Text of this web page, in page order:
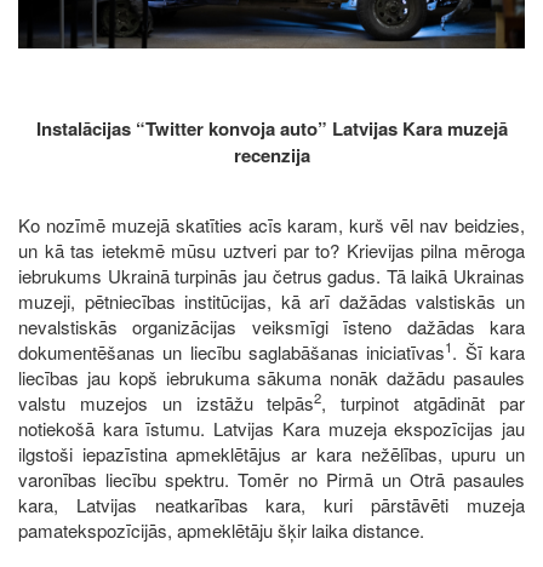
Instalācijas “Twitter konvoja auto” Latvijas Kara muzejā
recenzija
Ko nozīmē muzejā skatīties acīs karam, kurš vēl nav beidzies,
un kā tas ietekmē mūsu uztveri par to? Krievijas pilna mēroga
iebrukums Ukrainā turpinās jau četrus gadus. Tā laikā Ukrainas
muzeji, pētniecības institūcijas, kā arī dažādas valstiskās un
nevalstiskās organizācijas veiksmīgi īsteno dažādas kara
dokumentēšanas un liecību saglabāšanas iniciatīvas1. Šī kara
liecības jau kopš iebrukuma sākuma nonāk dažādu pasaules
valstu muzejos un izstāžu telpās2, turpinot atgādināt par
notiekošā kara īstumu. Latvijas Kara muzeja ekspozīcijas jau
ilgstoši iepazīstina apmeklētājus ar kara nežēlības, upuru un
varonības liecību spektru. Tomēr no Pirmā un Otrā pasaules
kara, Latvijas neatkarības kara, kuri pārstāvēti muzeja
pamatekspozīcijās, apmeklētāju šķir laika distance.